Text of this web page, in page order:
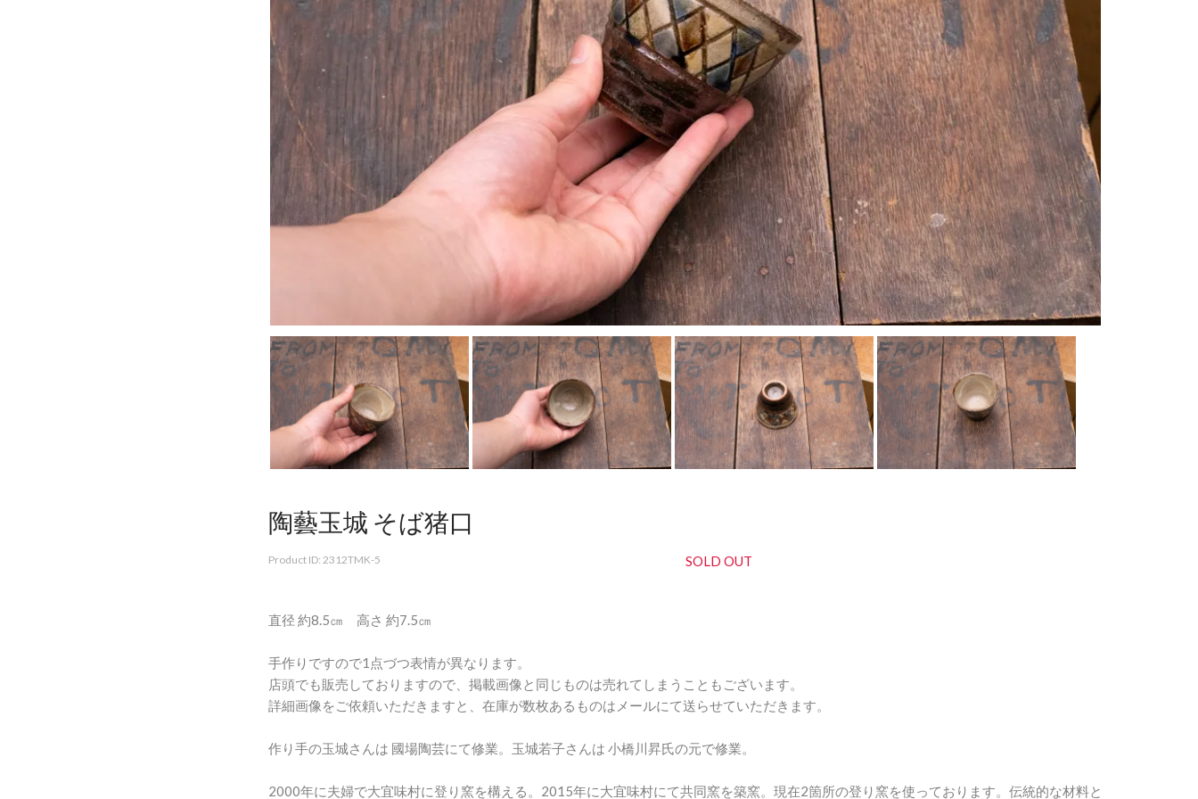
工房マチヒコ
齋藤十郎
菅原謙
陶藝玉城
中尾万作
牧谷窯
山田真萬
横井佳乃
吉原信治郎(銅器)
煤竹箸
弁当箱
陶藝玉城 そば猪口
Product ID: 2312TMK-5 SOLD OUT
直径 約8.5㎝ 高さ 約7.5㎝
手作りですので1点づつ表情が異なります。
店頭でも販売しておりますので、掲載画像と同じものは売れてしまうこともございます。
詳細画像をご依頼いただきますと、在庫が数枚あるものはメールにて送らせていただきます。
作り手の玉城さんは 國場陶芸にて修業。玉城若子さんは 小橋川昇氏の元で修業。
2000年に夫婦で大宜味村に登り窯を構える。2015年に大宜味村にて共同窯を築窯。現在2箇所の登り窯を使っております。伝統的な材料と